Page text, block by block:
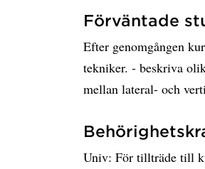
Förväntade
Efter genomgången
tekniker. - beskriva
mellan lateral- och
Univ: För tillträde till